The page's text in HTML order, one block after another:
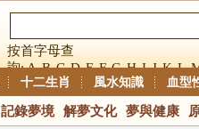
按首字母查
詢:A B C D E F G H I J K L
十二生肖 風水知識 血型
記錄夢境 解夢文化 夢與健康